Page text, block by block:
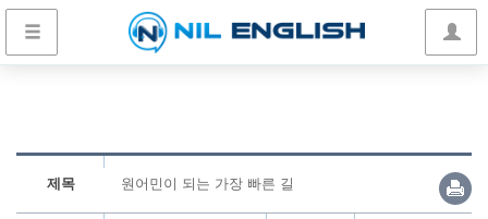
제목 원어민이 되는 가장 빠른 길